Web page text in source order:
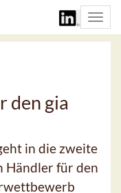
den gia
in die zweite
Händler für den